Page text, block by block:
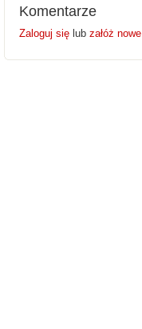
Komentarze
Zaloguj się lub załóż nowe